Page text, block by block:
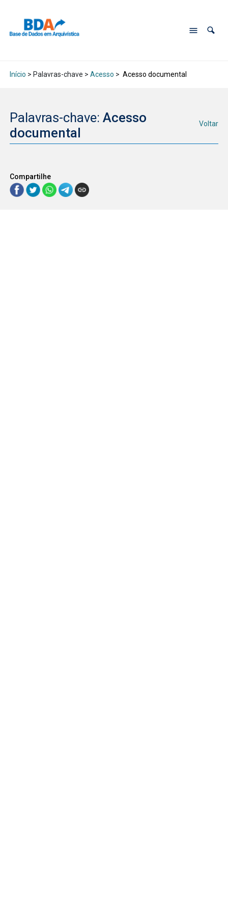
Início > Palavras-chave > Acesso > Acesso documental
Palavras-chave: Acesso
documental
Voltar
Compartilhe